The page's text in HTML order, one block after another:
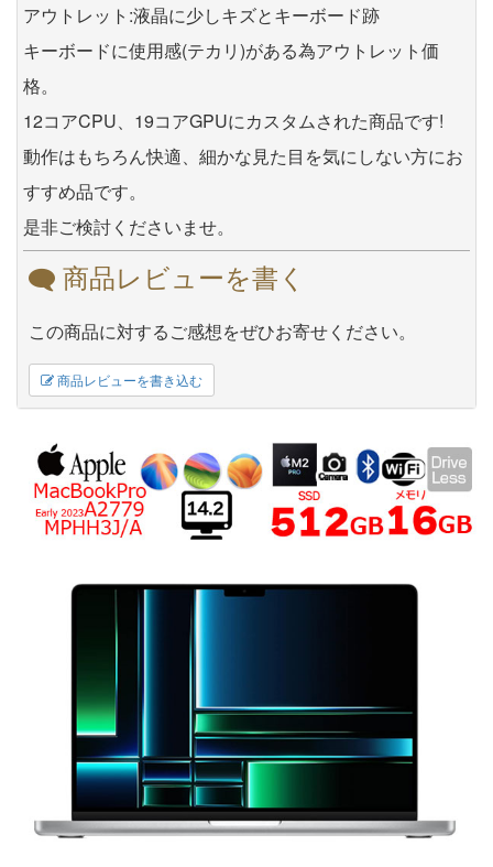
アウトレット:液晶に少しキズとキーボード跡
キーボードに使用感(テカリ)がある為アウトレット価
格。
12コアCPU、19コアGPUにカスタムされた商品です!
動作はもちろん快適、細かな見た目を気にしない方にお
すすめ品です。
是非ご検討くださいませ。
商品レビューを書く
この商品に対するご感想をぜひお寄せください。
商品レビューを書き込む